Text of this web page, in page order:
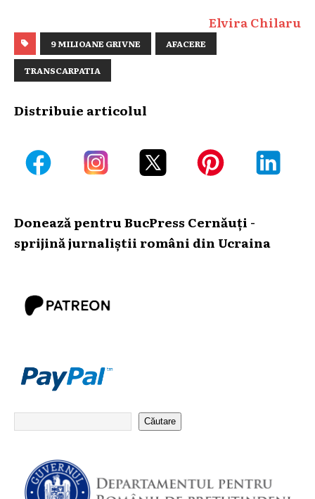
Elvira Chilaru
9 MILIOANE GRIVNE AFACERE
TRANSCARPATIA
Distribuie articolul
Donează pentru BucPress Cernăuți -
sprijină jurnaliștii români din Ucraina
Căutare